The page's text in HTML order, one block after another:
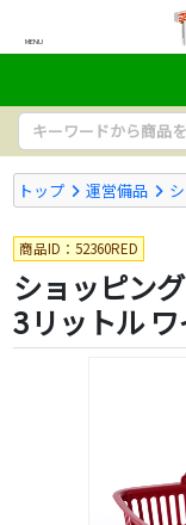
MENU
トップ 運営備品
商品ID：52360RED
ショッピン
3リットル